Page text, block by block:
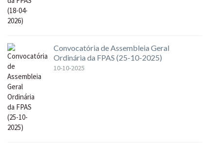
Convocatória de Assembleia Geral
Ordinária da FPAS (25-10-2025)
10-10-2025